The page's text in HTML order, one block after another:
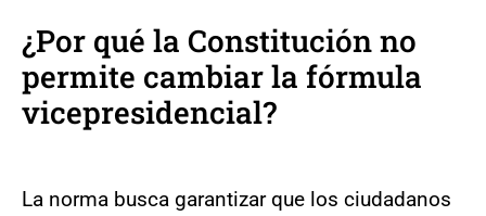
¿Por qué la Constitución no
permite cambiar la fórmula
vicepresidencial?
La norma busca garantizar que los ciudadanos